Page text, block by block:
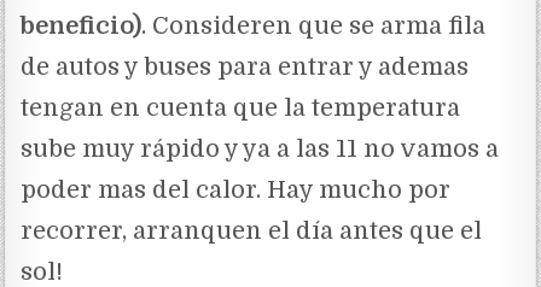
beneficio). Consideren que se arma fila
de autos y buses para entrar y ademas
tengan en cuenta que la temperatura
sube muy rápido y ya a las 11 no vamos a
poder mas del calor. Hay mucho por
recorrer, arranquen el día antes que el
sol!